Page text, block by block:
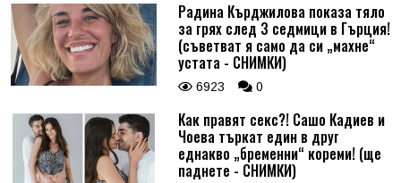
Радина Кърджилова показа тяло
за грях след 3 седмици в Гърция!
(съветват я само да си „махне“
устата - СНИМКИ)
6923 0
Как правят секс?! Сашо Кадиев и
Чоева търкат един в друг
еднакво „бременни“ кореми! (ще
паднете - СНИМКИ)